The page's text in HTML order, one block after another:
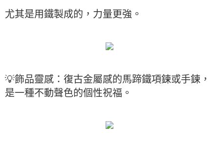
尤其是用鐵製成的，力量更強。
💡飾品靈感：復古金屬感的馬蹄鐵項鍊或手鍊，
是一種不動聲色的個性祝福。